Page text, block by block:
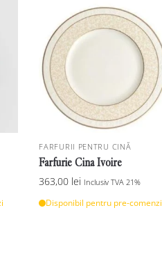
FARFURII PENTRU CINĂ
Farfurie Cina Ivoire
363,00 lei Inclusiv TVA 21%
Disponibil pentru pre-comenzi